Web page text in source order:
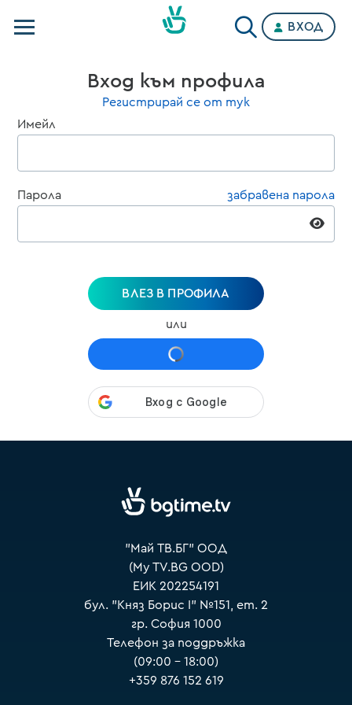
Категории
ВХОД
Вход към профила
Регистрирай се от тук
Имейл
Парола забравена парола
ВЛЕЗ В ПРОФИЛА
или
"Май ТВ.БГ" ООД
(My TV.BG OOD)
ЕИК 202254191
бул. "Княз Борис I" №151, ет. 2
гр. София 1000
Телефон за поддръжка
(09:00 – 18:00)
+359 876 152 619